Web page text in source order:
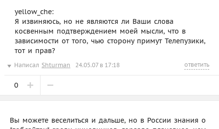
yellow_che:
Я извиняюсь, но не являются ли Ваши слова
косвенным подтверждением моей мысли, что в
зависимости от того, чью сторону примут Телепузики,
тот и прав?
Написал Shturman 24.05.07 в 17:18 ответить
0
Вы можете веселиться и дальше, но в России знания о